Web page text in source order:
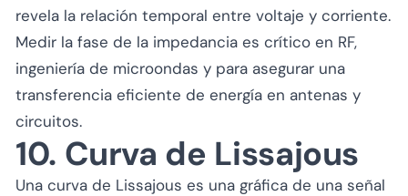
revela la relación temporal entre voltaje y corriente.
Medir la fase de la impedancia es crítico en RF,
ingeniería de microondas y para asegurar una
transferencia eficiente de energía en antenas y
circuitos.
10. Curva de Lissajous
Una curva de Lissajous es una gráfica de una señal